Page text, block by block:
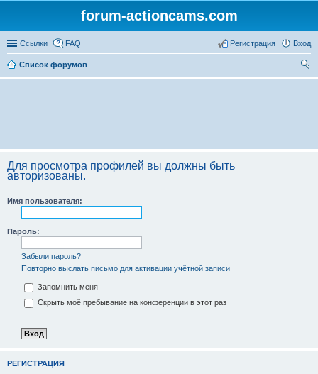
forum-actioncams.com
Ссылки FAQ Вход
Регистрация
Список форумов
ои
Для просмотра профилей вы должны быть
авторизованы.
Имя пользователя:
Пароль:
Забыли пароль?
Повторно выслать письмо для активации учётной записи
Запомнить меня
Скрыть моё пребывание на конференции в этот раз
РЕГИСТРАЦИЯ